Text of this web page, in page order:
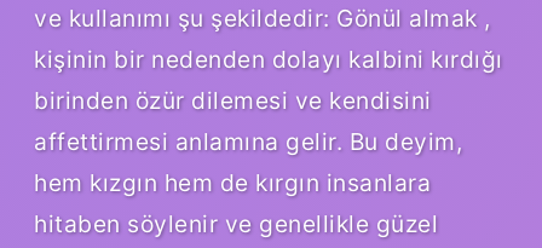
ve kullanımı şu şekildedir: Gönül almak ,
kişinin bir nedenden dolayı kalbini kırdığı
birinden özür dilemesi ve kendisini
affettirmesi anlamına gelir. Bu deyim,
hem kızgın hem de kırgın insanlara
hitaben söylenir ve genellikle güzel